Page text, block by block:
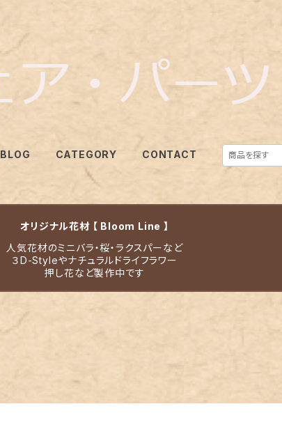
BLOG CATEGORY CONTACT
オリジナル花材 【 Bloom Line 】
人気花材のミニバラ・桜・ラクスパーなど
３D-Styleやナチュラルドライフラワー
押し花など製作中です